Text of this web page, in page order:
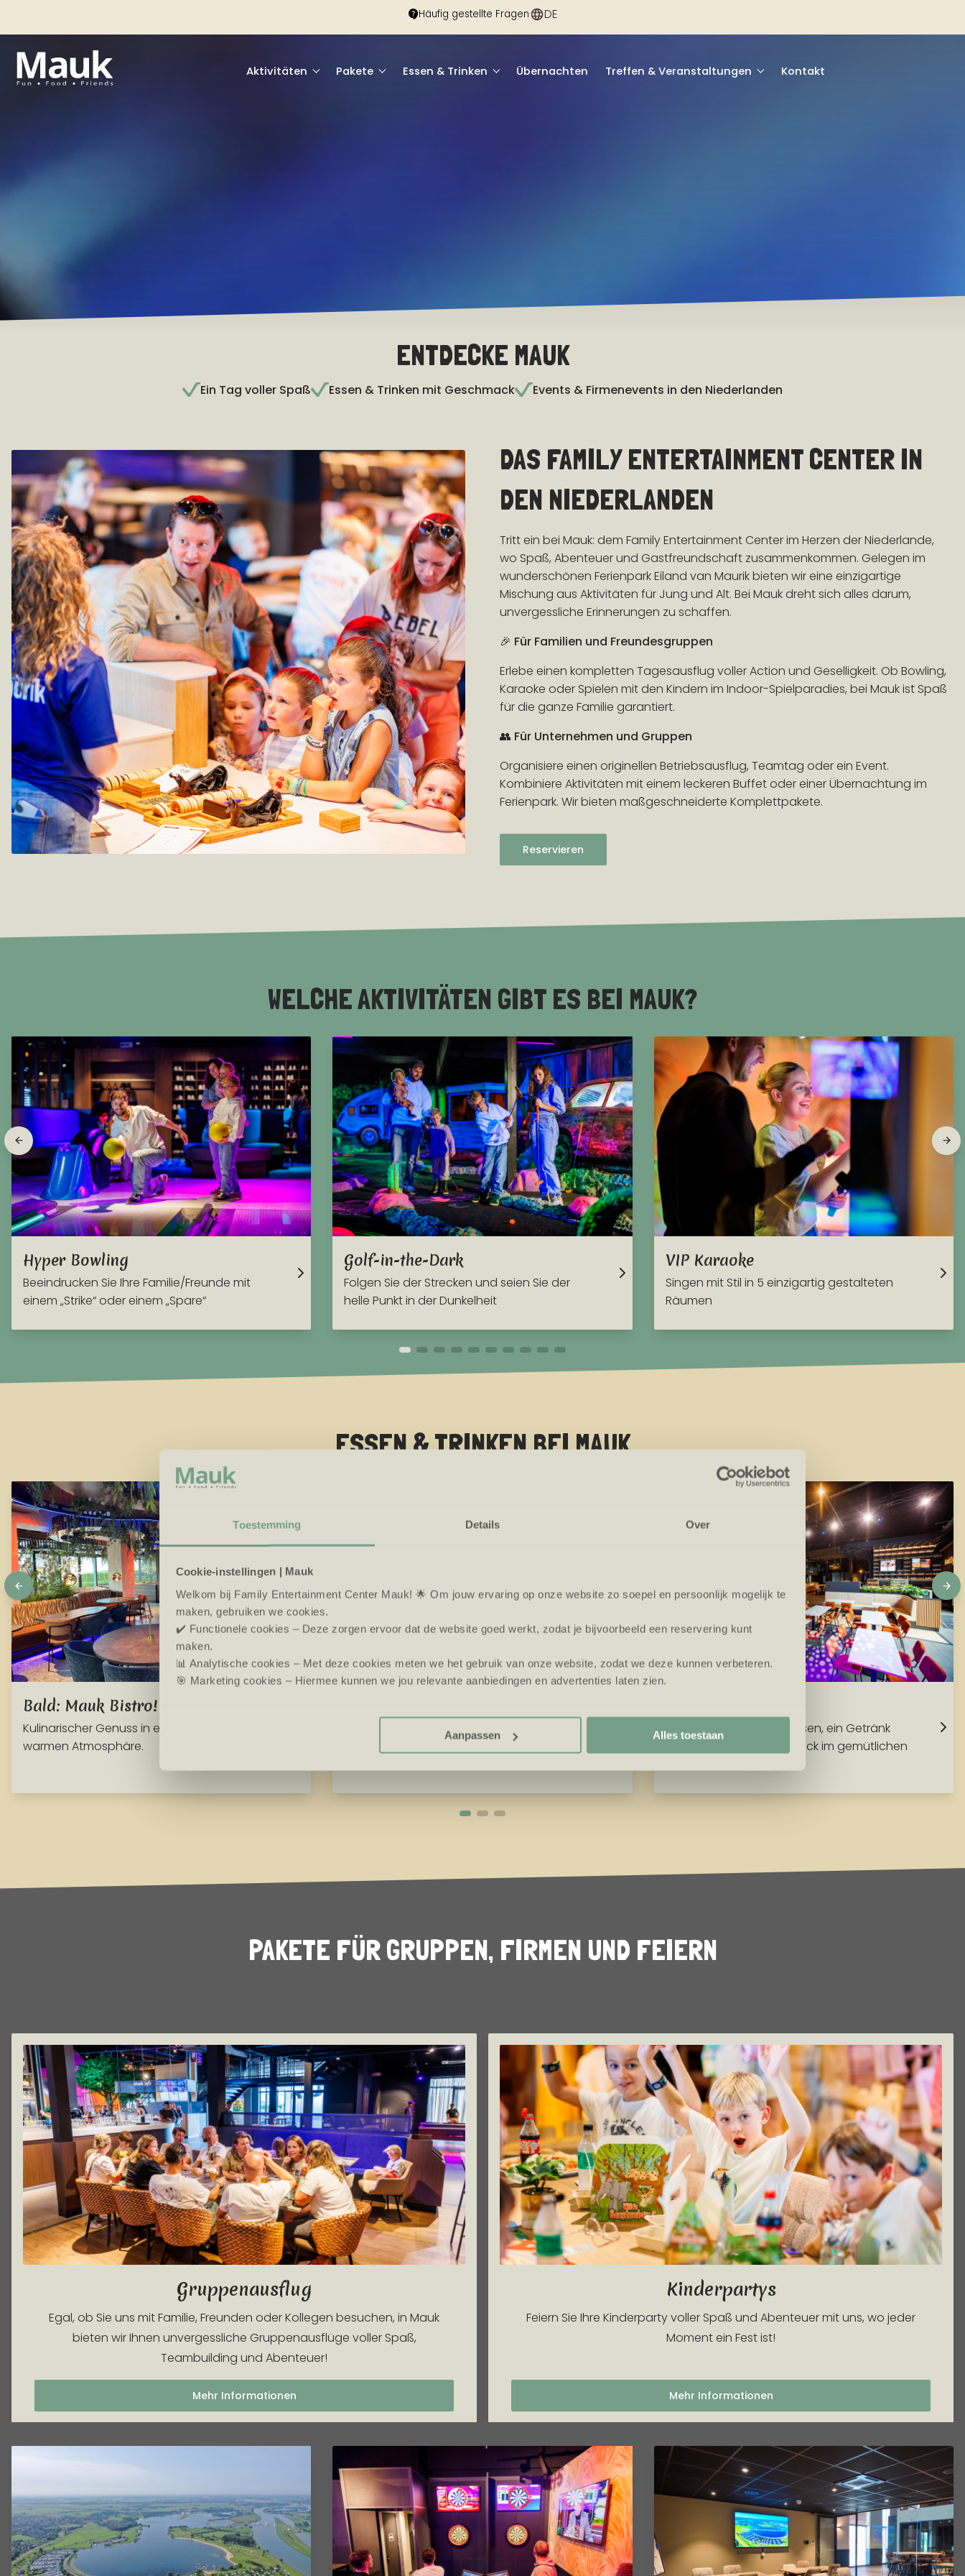
Toestemming Details Over
Cookie-instellingen | Mauk
Welkom bij Family Entertainment Center Mauk! 🌟 Om jouw ervaring op onze website zo soepel en persoonlijk mogelijk te
maken, gebruiken we cookies.
✔️ Functionele cookies – Deze zorgen ervoor dat de website goed werkt, zodat je bijvoorbeeld een reservering kunt
maken.
📊 Analytische cookies – Met deze cookies meten we het gebruik van onze website, zodat we deze kunnen verbeteren.
🎯 Marketing cookies – Hiermee kunnen we jou relevante aanbiedingen en advertenties laten zien.
Aanpassen Alles toestaan
Häufig gestellte Fragen DEEN
Aktivitäten Pakete Essen & Trinken Übernachten Treffen & Veranstaltungen Kontakt
ENTDECKE MAUK
Ein Tag voller Spaß Essen & Trinken mit Geschmack Events & Firmenevents in den Niederlanden
DAS FAMILY ENTERTAINMENT CENTER IN
DEN NIEDERLANDEN
Tritt ein bei Mauk: dem Family Entertainment Center im Herzen der Niederlande,
wo Spaß, Abenteuer und Gastfreundschaft zusammenkommen. Gelegen im
wunderschönen Ferienpark Eiland van Maurik bieten wir eine einzigartige
Mischung aus Aktivitäten für Jung und Alt. Bei Mauk dreht sich alles darum,
unvergessliche Erinnerungen zu schaffen.
🎉 Für Familien und Freundesgruppen
Erlebe einen kompletten Tagesausflug voller Action und Geselligkeit. Ob Bowling,
Karaoke oder Spielen mit den Kindern im Indoor-Spielparadies, bei Mauk ist Spaß
für die ganze Familie garantiert.
👥 Für Unternehmen und Gruppen
Organisiere einen originellen Betriebsausflug, Teamtag oder ein Event.
Kombiniere Aktivitäten mit einem leckeren Buffet oder einer Übernachtung im
Ferienpark. Wir bieten maßgeschneiderte Komplettpakete.
Reservieren
WELCHE AKTIVITÄTEN GIBT ES BEI MAUK?
Hyper Bowling
Beeindrucken Sie Ihre Familie/Freunde mit
einem „Strike“ oder einem „Spare“
Golf-in-the-Dark
Folgen Sie der Strecken und seien Sie der
helle Punkt in der Dunkelheit
VIP Karaoke
Singen mit Stil in 5 einzigartig gestalteten
Räumen
ESSEN & TRINKEN BEI MAUK
Bald: Mauk Bistro!
Kulinarischer Genuss in einer stilvollen und
warmen Atmosphäre.
Start in den Tag mit einem guten Kaffee
und leckeren Sandwiches in unserem Café
Genießen Sie leckeres Essen, ein Getränk
oder einen schnellen Snack im gemütlichen
PAKETE FÜR GRUPPEN, FIRMEN UND FEIERN
Gruppenausflug
Egal, ob Sie uns mit Familie, Freunden oder Kollegen besuchen, in Mauk
bieten wir Ihnen unvergessliche Gruppenausflüge voller Spaß,
Teambuilding und Abenteuer!
Mehr Informationen
Kinderpartys
Feiern Sie Ihre Kinderparty voller Spaß und Abenteuer mit uns, wo jeder
Moment ein Fest ist!
Mehr Informationen